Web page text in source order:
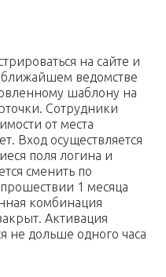
на сайте и
ближайшем ведомстве
шаблону на
Сотрудники
от места
Вход осуществляется
поля логина и
сменить по
1 месяца
комбинация
Активация
не дольше одного часа